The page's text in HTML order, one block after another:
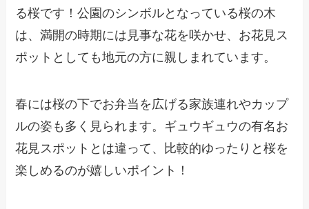
る桜です！公園のシンボルとなっている桜の木
は、満開の時期には見事な花を咲かせ、お花見ス
ポットとしても地元の方に親しまれています。
春には桜の下でお弁当を広げる家族連れやカップ
ルの姿も多く見られます。ギュウギュウの有名お
花見スポットとは違って、比較的ゆったりと桜を
楽しめるのが嬉しいポイント！